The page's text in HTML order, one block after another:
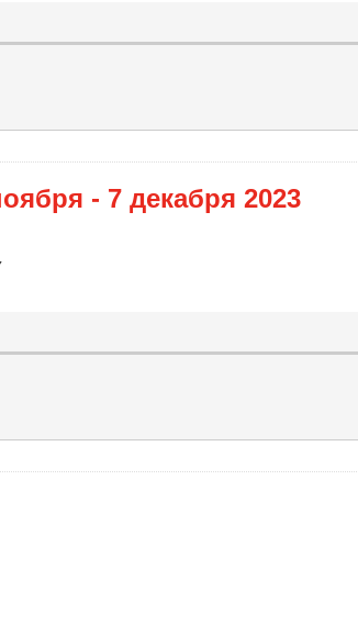
- 7 декабря 2023